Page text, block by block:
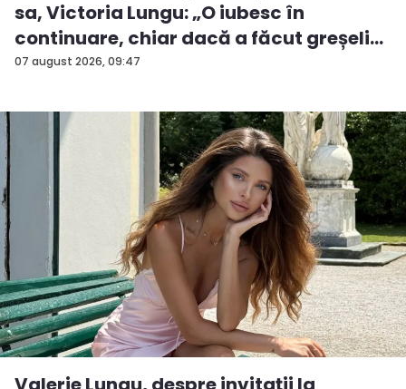
07 august 2026, 09:47
sa, Victoria Lungu: „O iubesc în
continuare, chiar dacă a făcut greșeli...